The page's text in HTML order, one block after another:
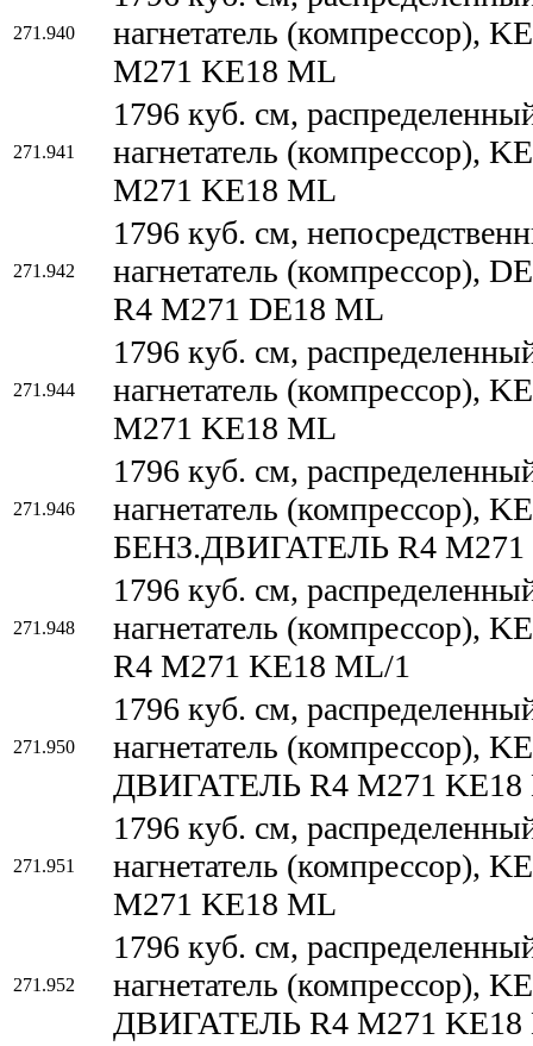
271.940
нагнетатель
M271 KE18 ML
271.941
1796 куб. см,
нагнетатель
M271 KE18 ML
271.942
1796 куб. см,
нагнетатель
R4 M271 DE18 ML
271.944
1796 куб. см,
нагнетатель
M271 KE18 ML
271.946
1796 куб. см,
нагнетатель (компрессор),
БЕНЗ.ДВИГАТЕЛЬ R4 M271
271.948
1796 куб. см,
нагнетатель
R4 M271 KE18 ML/1
271.950
1796 куб. см,
нагнетатель
ДВИГАТЕЛЬ R4 M271 KE18
271.951
1796 куб. см,
нагнетатель
M271 KE18 ML
271.952
1796 куб. см,
нагнетатель
ДВИГАТЕЛЬ R4 M271 KE18